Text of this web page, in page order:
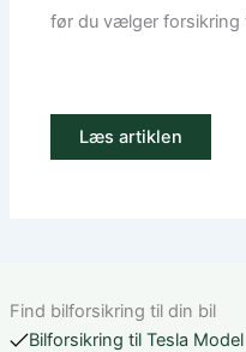
før du vælger forsikring
Læs artiklen
Find bilforsikring til din bil
Bilforsikring til Tesla Model